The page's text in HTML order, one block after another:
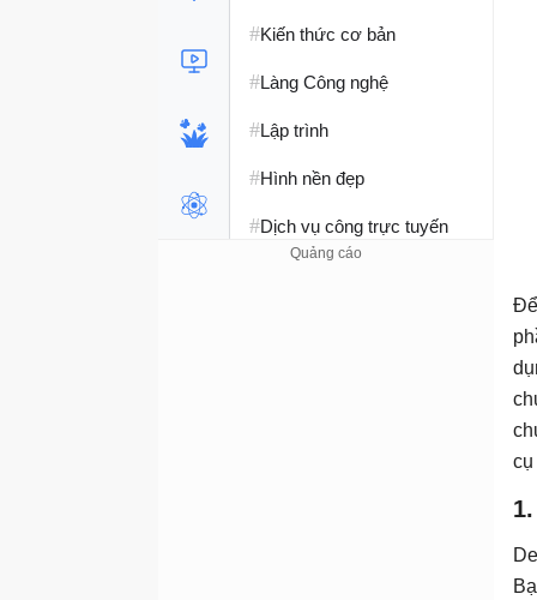
cụ
#Kiến thức cơ bản
#Làng Công nghệ
#Lập trình
#Hình nền đẹp
#Dịch vụ công trực tuyến